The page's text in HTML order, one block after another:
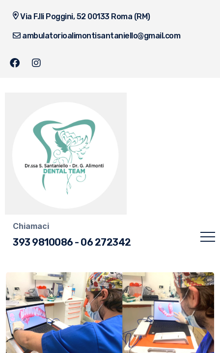
Via F.lli Poggini, 52 00133 Roma (RM)
ambulatorioalimontisantaniello@gmail.com
Chiamaci
393 9810086 - 06 272342